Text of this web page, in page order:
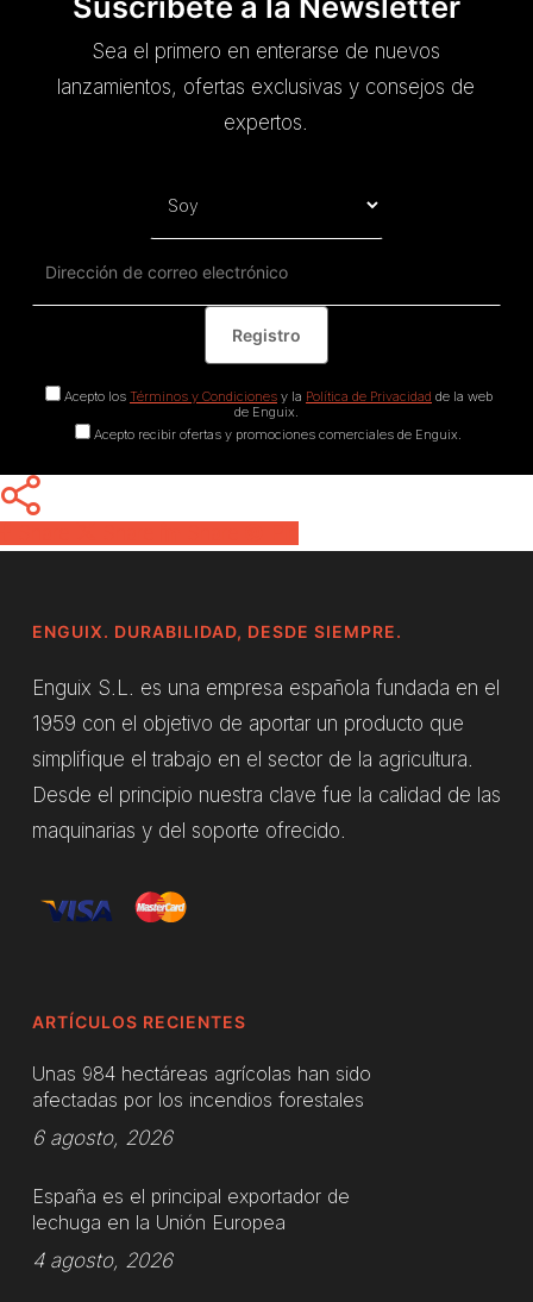
Sea el primero en enterarse de nuevos
lanzamientos, ofertas exclusivas y consejos de
expertos.
Acepto los Términos y Condicionesy la Política de Privacidad de la web
de Enguix.
Acepto recibir ofertas y promociones comerciales de Enguix.
ENGUIX. DURABILIDAD, DESDE SIEMPRE.
Enguix S.L. es una empresa española fundada en el
1959 con el objetivo de aportar un producto que
simplifique el trabajo en el sector de la agricultura.
Desde el principio nuestra clave fue la calidad de las
maquinarias y del soporte ofrecido.
ARTÍCULOS RECIENTES
Unas 984 hectáreas agrícolas han sido
afectadas por los incendios forestales
6 agosto, 2026
España es el principal exportador de
lechuga en la Unión Europea
4 agosto, 2026